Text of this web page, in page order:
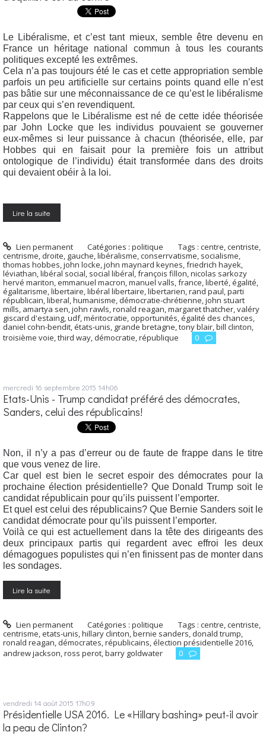
Le Libéralisme, et c’est tant mieux, semble être devenu en
France un héritage national commun à tous les courants
politiques excepté les extrêmes.
Cela n’a pas toujours été le cas et cette appropriation semble
parfois un peu artificielle sur certains points quand elle n’est
pas bâtie sur une méconnaissance de ce qu’est le libéralisme
par ceux qui s’en revendiquent.
Rappelons que le Libéralisme est né de cette idée théorisée
par John Locke que les individus pouvaient se gouverner
eux-mêmes si leur puissance à chacun (théorisée, elle, par
Hobbes qui en faisait pour la première fois un attribut
ontologique de l’individu) était transformée dans des droits
qui devaient obéir à la loi.
Lire la suite
Lien permanent Catégories :politique Tags :centre,centriste,
centrisme, droite, gauche,libéralisme,conserrvatisme, socialisme,
thomas hobbes,john locke,john maynard keynes,friedrich hayek,
léviathan,libéral social, social libéral,françois fillon,nicolas sarkozy
hervé mariton,emmanuel macron,manuel valls,france,liberté,égalité,
égalitarisme,libertaire,libéral libertaire,libertarien,rand paul,parti
républicain,liberal,humanisme, démocratie-chrétienne,john stuart
mills, amartya sen,john rawls,ronald reagan,margaret thatcher,valéry
giscard d'estaing,udf,méritocratie, opportunités,égalité des chances,
daniel cohn-bendit,états-unis, grande bretagne,tony blair,bill clinton,
troisième voie,third way, démocratie,république 0
mercredi 16 septembre 2015 14h06
Etats-Unis - Trump candidat préféré des démocrates,
Sanders, celui des républicains!
Non, il n’y a pas d’erreur ou de faute de frappe dans le titre
que vous venez de lire.
Car quel est bien le secret espoir des démocrates pour la
prochaine élection présidentielle? Que Donald Trump soit le
candidat républicain pour qu’ils puissent l’emporter.
Et quel est celui des républicains? Que Bernie Sanders soit le
candidat démocrate pour qu’ils puissent l’emporter.
Voilà ce qui est actuellement dans la tête des dirigeants des
deux principaux partis qui regardent avec effroi les deux
démagogues populistes qui n’en finissent pas de monter dans
les sondages.
Lire la suite
Lien permanent Catégories :politique Tags :centre,centriste,
centrisme,etats-unis,hillary clinton,bernie sanders, donald trump,
ronald reagan, démocrates,républicains,élection présidentielle 2016,
andrew jackson,ross perot,barry goldwater 0
vendredi 14 août 2015 17h09
Présidentielle USA 2016. Le «Hillary bashing» peut-il avoir
la peau de Clinton?